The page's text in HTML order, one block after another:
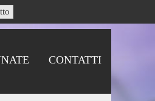
CONTATTI